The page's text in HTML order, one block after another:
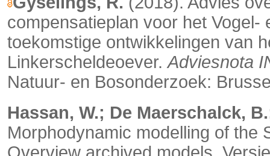
compensatieplan voor het
toekomstige ontwikkelingen van
Linkerscheldeoever.Adviesnota
Natuur- en Bosonderzoek:
Hassan, W.; De Maerschalck,
Morphodynamic modelling of the